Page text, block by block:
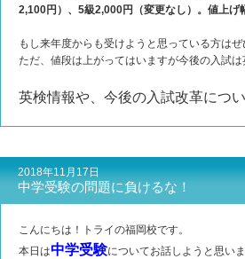
2,100円）、5級2,000円（変更なし）。値上
もし来年度からも受けようと思っている方は
ただ、値段は上がってはいますが今後の入試
英検情報や、今後の入試改革につ
2018年11月17日
中学受験の問題に負けるな！
こんにちは！トライの福岡校です。
本日は中学受験についてお話しようと思いま